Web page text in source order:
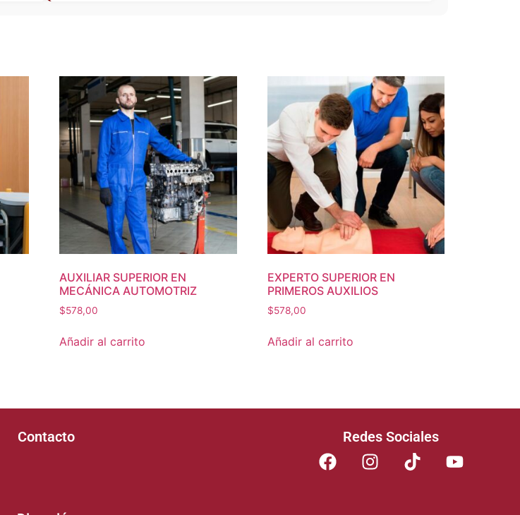
AUXILIAR SUPERIOR EN
MECÁNICA AUTOMOTRIZ
$578,00
Añadir al carrito
EXPERTO SUPERIOR EN
PRIMEROS AUXILIOS
$578,00
Añadir al carrito
Contacto Redes Sociales